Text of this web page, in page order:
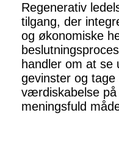
Regenerativ
tilgang, der
og økonomiske
handler om at se
gevinster og
værdiskabelse
meningsfuld